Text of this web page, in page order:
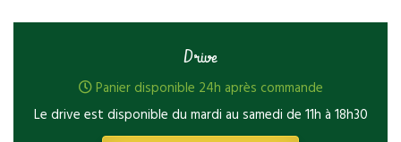
Drive
Panier disponible 24h après commande
Le drive est disponible du mardi au samedi de 11h à 18h30